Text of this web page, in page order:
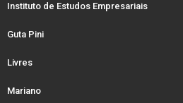
Instituto de Estudos Empresariais
Guta Pini
Livres
Mariano